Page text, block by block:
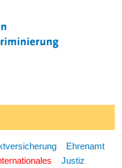
Ehrenamt
Justiz